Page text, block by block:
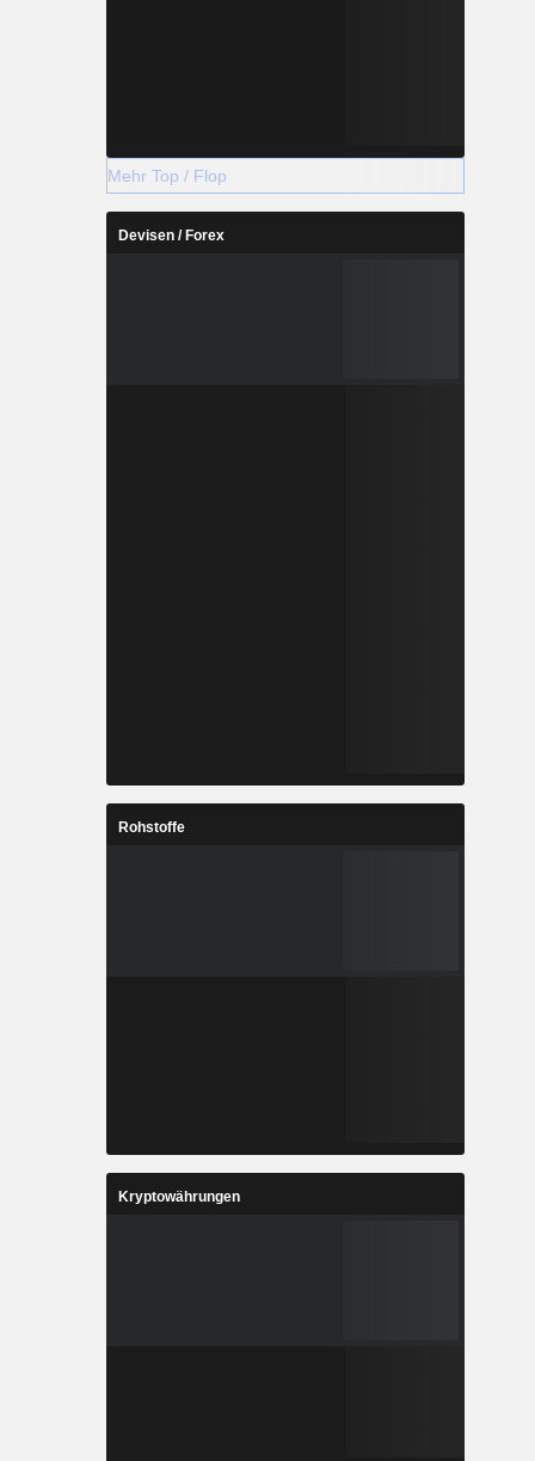
Mehr Top / Flop
Devisen / Forex
Rohstoffe
Kryptowährungen